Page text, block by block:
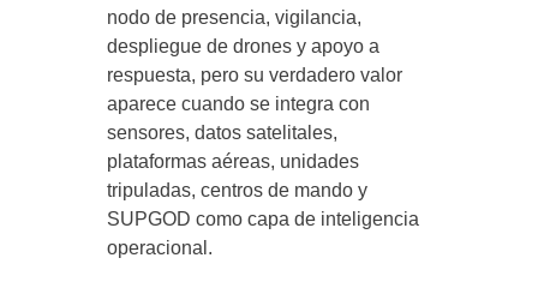
nodo de presencia, vigilancia,
despliegue de drones y apoyo a
respuesta, pero su verdadero valor
aparece cuando se integra con
sensores, datos satelitales,
plataformas aéreas, unidades
tripuladas, centros de mando y
SUPGOD como capa de inteligencia
operacional.